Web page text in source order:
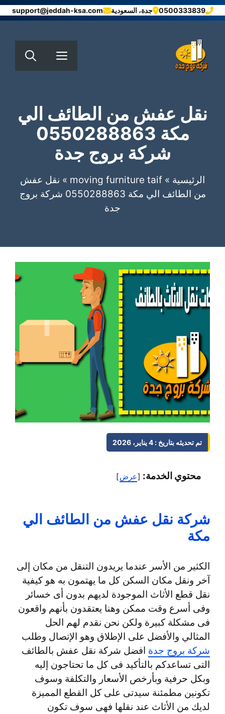
انتقل
إلى
0500333839 جدة، السعودية support@jeddah-ksa.com
القائمة
نقل عفش من الطائف الي
مكة 0550288863
شركة بروج جدة
الرئيسية »
moving furniture taif
» نقل عفش
من الطائف الي مكة 0550288863 شركة بروج
جدة
تم تحديثه بتاريخ : 4 يناير، 2026
محتوي الخدمة: عرض
شركة نقل عفش من الطائف الي
مكة
الكثير من الأسر عندما يريدون التنقل من مكان إلى
آخر ونقل مكان السكن كل ما يهتمون به هو كيفية
نقل قطع الأثاث الموجودة لديهم بدون أى خسائر
وفى أسرع وقت ممكن وهنا يعتقدون بأنهم واقعون
فى مشكلة كبيرة ولكن نحن نقدم لهم الحل
المثالي والأفضل على الإطلاق وهو الإتصال وطلب
شركة بروج جدة افضل شركة نقل عفش بالطائف
التى تساعدكم بالتأكيد فى كل ما تحتاجون إليه
وبكل حرفية وبأرخص الأسعار والتكلفة وسوف
تكونين مطمئنة سيدتى على كل القطع المميزة
لديك من الأثاث عند نقلها فهى سوف تكون